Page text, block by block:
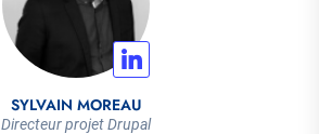
SYLVAIN MOREAU
Directeur projet Drupal